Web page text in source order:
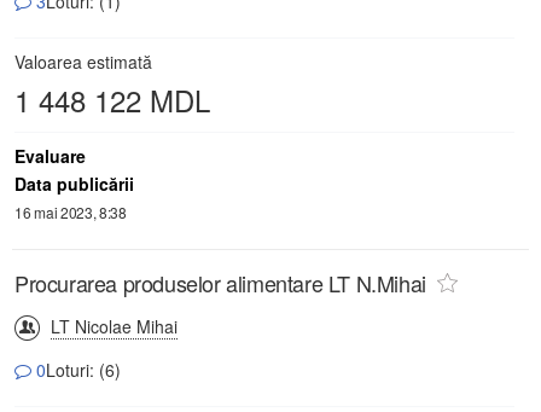
Valoarea estimată
1 448 122 MDL
Evaluare
Data publicării
16 mai 2023, 8:38
Procurarea produselor alimentare LT N.Mihai
LT Nicolae Mihai
0Loturi: (6)